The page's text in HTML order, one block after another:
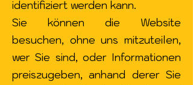
identifiziert werden kann.
Sie können die Website
besuchen, ohne uns mitzuteilen,
wer Sie sind, oder Informationen
preiszugeben, anhand derer Sie